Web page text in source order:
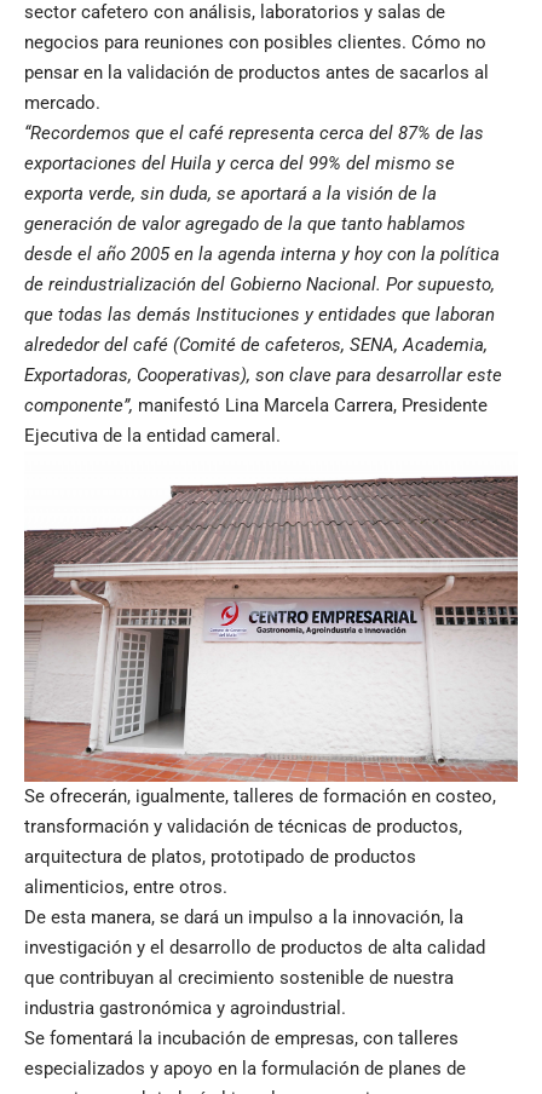
sector cafetero con análisis, laboratorios y salas de
negocios para reuniones con posibles clientes. Cómo no
pensar en la validación de productos antes de sacarlos al
mercado.
“Recordemos que el café representa cerca del 87% de las
exportaciones del Huila y cerca del 99% del mismo se
exporta verde, sin duda, se aportará a la visión de la
generación de valor agregado de la que tanto hablamos
desde el año 2005 en la agenda interna y hoy con la política
de reindustrialización del Gobierno Nacional. Por supuesto,
que todas las demás Instituciones y entidades que laboran
alrededor del café (Comité de cafeteros, SENA, Academia,
Exportadoras, Cooperativas), son clave para desarrollar este
componente”, manifestó Lina Marcela Carrera, Presidente
Ejecutiva de la entidad cameral.
Se ofrecerán, igualmente, talleres de formación en costeo,
transformación y validación de técnicas de productos,
arquitectura de platos, prototipado de productos
alimenticios, entre otros.
De esta manera, se dará un impulso a la innovación, la
investigación y el desarrollo de productos de alta calidad
que contribuyan al crecimiento sostenible de nuestra
industria gastronómica y agroindustrial.
Se fomentará la incubación de empresas, con talleres
especializados y apoyo en la formulación de planes de